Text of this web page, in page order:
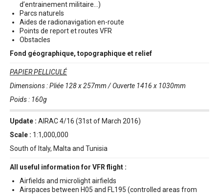
d’entrainement militaire…)
Parcs naturels
Aides de radionavigation en-route
Points de report et routes VFR
Obstacles
Fond géographique, topographique et relief
PAPIER PELLICULÉ
Dimensions : Pliée 128 x 257mm / Ouverte 1416 x 1030mm
Poids : 160g
Update : AIRAC 4/16 (31st of March 2016)
Scale : 1:1,000,000
South of Italy, Malta and Tunisia
All useful information for VFR flight :
Airfields and microlight airfields
Airspaces between H05 and FL195 (controlled areas from